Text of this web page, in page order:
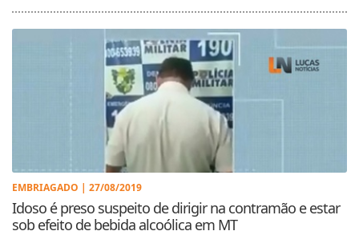
EMBRIAGADO | 27/08/2019
Idoso é preso suspeito de dirigir na contramão e estar
sob efeito de bebida alcoólica em MT